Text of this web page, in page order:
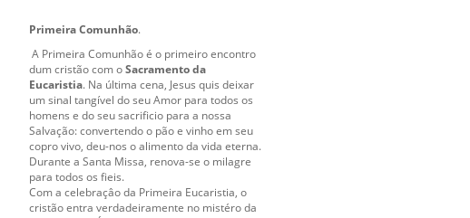
Primeira Comunhão.
A Primeira Comunhão é o primeiro encontro
dum cristão com oSacramento da
Eucaristia. Na última cena, Jesus quis deixar
um sinal tangível do seu Amor para todos os
homens e do seu sacrificio para a nossa
Salvação: convertendo o pão e vinho em seu
copro vivo, deu-nos o alimento da vida eterna.
Durante a Santa Missa, renova-se o milagre
para todos os fieis.
Com a celebraçâo da Primeira Eucaristia, o
cristão entra verdadeiramente no mistéro da